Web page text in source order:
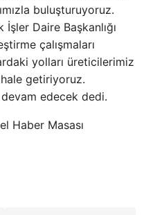
buluşturuyoruz.
Daire Başkanlığı
çalışmaları
yolları üreticilerimiz
getiriyoruz.
devam edecek dedi.
Haber Masası